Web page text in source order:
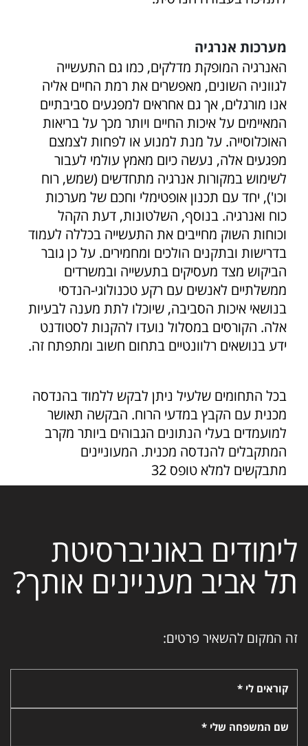
מערכות אנרגיה
האנרגיה המופקת מדלקים, כמו גם התעשייה
לגווניה השונים, מאפשרים את רמת החיים אליה
אנו מורגלים, אך גם אחראים למפגעים סביבתיים
המאיימים על איכות החיים ויותר מכך על בריאות
האוכלוסייה. על מנת למנוע או לפחות לצמצם
מפגעים אלה, נעשה כיום מאמץ עולמי לעבור
לשימוש במקורות אנרגיה מתחדשים (שמש, רוח
וכו'), יחד עם תכנון אופטימלי וחכם של מערכות
כוח ואנרגיה. בנוסף, השלטונות, דעת הקהל
וכוחות השוק מחייבים את התעשייה בכללה לעמוד
בדרישות ובתקנים הולכים ומחמירים. על כן גובר
הביקוש מצד מעסיקים בתעשייה ובמשרדים
ממשלתיים לאנשים עם רקע טכנולוגי-הנדסי
בנושאי איכות הסביבה, שיוכלו לתת מענה לבעיות
אלה. הקורסים במסלול נועדו להקנות לסטודנט
ידע בנושאים רלוונטיים בתחום חשוב ומתפתח זה.
בכל התחומים שלעיל ניתן לבקש ללמוד בהנדסה
מכנית עם הקבץ במדעי הרוח. הבקשה תאושר
למועמדים בעלי הנתונים הגבוהים ביותר מקרב
המתקבלים להנדסה מכנית. המעוניינים
מתבקשים למלא טופס 32
לימודים באוניברסיטת
תל אביב מעניינים אותך?
זה המקום להשאיר פרטים:
קוראים לי *
שם המשפחה שלי *